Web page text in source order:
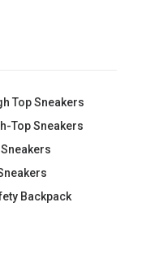
Top Sneakers
Top Sneakers
Backpack